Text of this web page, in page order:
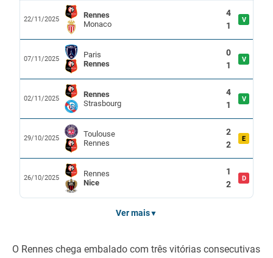
22/11/2025
Rennes
Monaco
4
1
V
07/11/2025
Paris
Rennes
0
1
V
02/11/2025
Rennes
Strasbourg
4
1
V
29/10/2025
Toulouse
Rennes
2
2
E
26/10/2025
Rennes
Nice
1
2
D
Ver mais▼
O Rennes chega embalado com três vitórias consecutivas